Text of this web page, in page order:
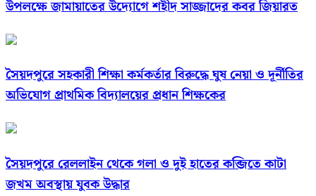
উপলক্ষে জামায়াতের উদ্যোগে শহীদ সাজ্জাদের কবর জিয়ারত
সৈয়দপুরে সহকারী শিক্ষা কর্মকর্তার বিরুদ্ধে ঘুষ নেয়া ও দূর্নীতির
অভিযোগ প্রাথমিক বিদ্যালয়ের প্রধান শিক্ষকের
সৈয়দপুরে রেললাইন থেকে গলা ও দুই হাতের কব্জিতে কাটা
জখম অবস্থায় যুবক উদ্ধার